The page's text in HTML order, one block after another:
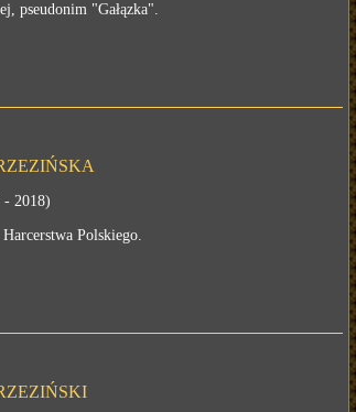
pseudonim "Gałązka".
- 2018)
Polskiego.